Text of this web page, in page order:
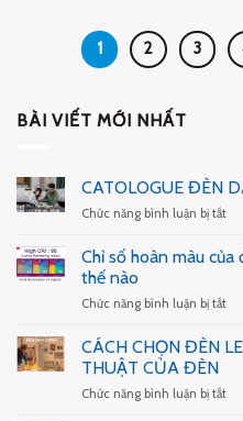
1 2 3
BÀI VIẾT MỚI NHẤT
CATOLOGUE ĐÈN
Chức năng bình luận bị tắtở
DÂN
Chỉ số hoàn màu
thế nào
Chức năng bình luận bị tắtở
số
của
CÁCH CHỌN ĐÈN
THUẬT CỦA ĐÈN
Chức năng bình luận bị tắtở